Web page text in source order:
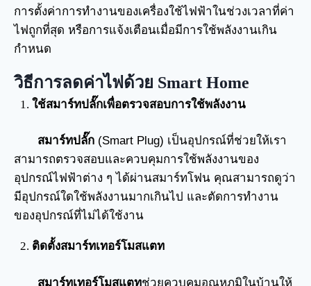
การตั้งค่าการทำงานของเครื่องใช้ไฟฟ้าในช่วงเวลาที่ค่า
ไฟถูกที่สุด หรือการแจ้งเตือนเมื่อมีการใช้พลังงานเกิน
กำหนด
วิธีการลดค่าไฟด้วย Smart Home
ใช้สมาร์ทปลั๊กเพื่อตรวจสอบการใช้พลังงาน
สมาร์ทปลั๊ก (Smart Plug) เป็นอุปกรณ์ที่ช่วยให้เรา
สามารถตรวจสอบและควบคุมการใช้พลังงานของ
อุปกรณ์ไฟฟ้าต่าง ๆ ได้ผ่านสมาร์ทโฟน คุณสามารถดูว่า
มีอุปกรณ์ใดใช้พลังงานมากเกินไป และตัดการทำงาน
ของอุปกรณ์ที่ไม่ได้ใช้งาน
ติดตั้งสมาร์ทเทอร์โมสแตท
สมาร์ทเทอร์โมสแตทช่วยควบคุมอุณหภูมิในบ้านให้